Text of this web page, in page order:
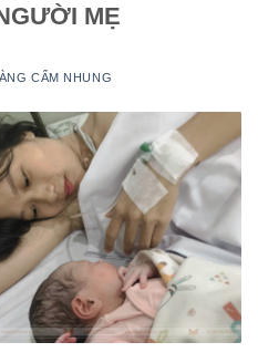
MẸ
CẨM NHUNG